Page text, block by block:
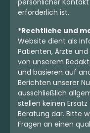
Indica Blüten
Cherry Pie Cookies
4,3 (19)
THC:27%
4.48 €
persönlicher
erforderlich ist.
*Rechtliche und
Website dient als
Patienten, Ärzte
von unserem
und basieren auf
Berichten unserer
ausschließlich
stellen keinen
Beratung dar. Bitte
Fragen an einen